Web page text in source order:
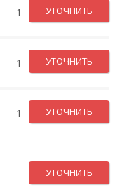
1 УТОЧНИТЬ
1 УТОЧНИТЬ
1 УТОЧНИТЬ
УТОЧНИТЬ